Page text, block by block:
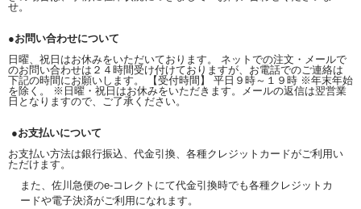
せ。
●お問い合わせについて
日曜、祝日はお休みをいただいております。 ネットでの注文・メールで
のお問い合わせは２４時間受け付けておりますが、お電話でのご連絡は
下記の時間にお願いします。 【受付時間】 平日９時～１９時 ※年末年始
を除く。 ※日曜・祝日はお休みをいただきます。メールの返信は翌営業
日となりますので、ご了承ください。
●お支払いについて
お支払い方法は銀行振込、代金引換、各種クレジットカードがご利用い
ただけます。
また、佐川急便のe-コレクトにて代金引換時でも各種クレジットカ
ードや電子決済がご利用になれます。